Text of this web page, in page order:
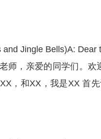
Jingle Bells)A: Dear
师，亲爱的同学们。欢
，和XX，我是XX 首